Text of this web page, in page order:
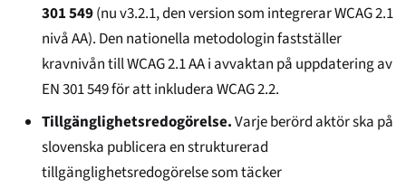
301 549(nu v3.2.1, den version som integrerar WCAG 2.1
nivå AA). Den nationella metodologin fastställer
kravnivån till WCAG 2.1 AA i avvaktan på uppdatering av
EN 301 549 för att inkludera WCAG 2.2.
Tillgänglighetsredogörelse.Varje berörd aktör ska på
slovenska publicera en strukturerad
tillgänglighetsredogörelse som täcker